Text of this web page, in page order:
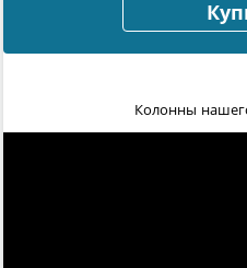
Колонны